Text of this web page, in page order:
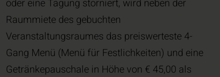
oder eine Tagung storniert, wird neben der
Raummiete des gebuchten
Veranstaltungsraumes das preiswerteste 4-
Gang Menü (Menü für Festlichkeiten) und eine
Getränkepauschale in Höhe von € 45,00 als